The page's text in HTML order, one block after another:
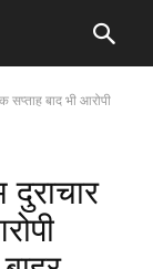
सप्ताह बाद भी आरोपी